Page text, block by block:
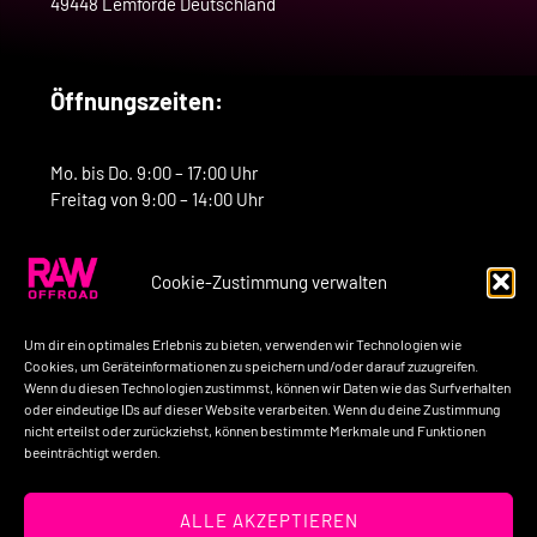
Cookie-Zustimmung verwalten
Um dir ein optimales Erlebnis zu bieten, verwenden wir Technologien wie
Cookies, um Geräteinformationen zu speichern und/oder darauf zuzugreifen.
Wenn du diesen Technologien zustimmst, können wir Daten wie das Surfverhalten
oder eindeutige IDs auf dieser Website verarbeiten. Wenn du deine Zustimmung
nicht erteilst oder zurückziehst, können bestimmte Merkmale und Funktionen
beeinträchtigt werden.
ALLE AKZEPTIEREN
Öffnungszeiten:
Mo. bis Do. 9:00 – 17:00 Uhr
Freitag von 9:00 – 14:00 Uhr
Kontakt:
Telefon: +49-160-7758517
E-Mail: kontakt@raw-offroad.de
Widerrufsbelehrung Unternehmen